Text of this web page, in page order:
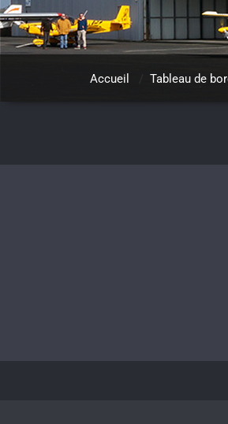
Accueil Tableau de